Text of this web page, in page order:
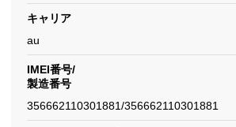
キャリア
au
IMEI番号/
製造番号
356662110301881/356662110301881